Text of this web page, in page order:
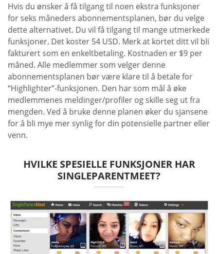
Hvis du ønsker å få tilgang til noen ekstra funksjoner
for seks måneders abonnementsplanen, bør du velge
dette alternativet. Du vil få tilgang til mange utmerkede
funksjoner. Det koster 54 USD. Merk at kortet ditt vil bli
fakturert som en enkeltbetaling. Kostnaden er $9 per
måned. Alle medlemmer som velger denne
abonnementsplanen bør være klare til å betale for
“Highlighter”-funksjonen. Den har som mål å øke
medlemmenes meldinger/profiler og skille seg ut fra
mengden. Ved å bruke denne planen øker du sjansene
for å bli mye mer synlig for din potensielle partner eller
venn.
HVILKE SPESIELLE FUNKSJONER HAR
SINGLEPARENTMEET?